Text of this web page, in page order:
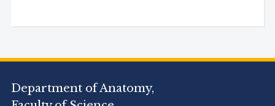
Department of Anatomy,